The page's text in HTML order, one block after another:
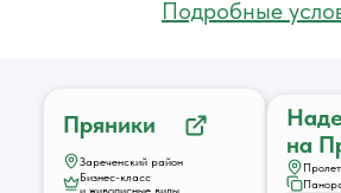
Подробные
Пряники
Зареченский район
Бизнес-класс
и живописные виды
на